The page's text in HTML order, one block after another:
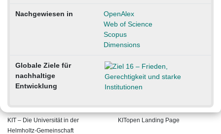
Nachgewiesen in
OpenAlex
Web of Science
Scopus
Dimensions
Globale Ziele für
nachhaltige
Entwicklung
KIT – Die Universität in der
Helmholtz-Gemeinschaft
KITopen Landing Page